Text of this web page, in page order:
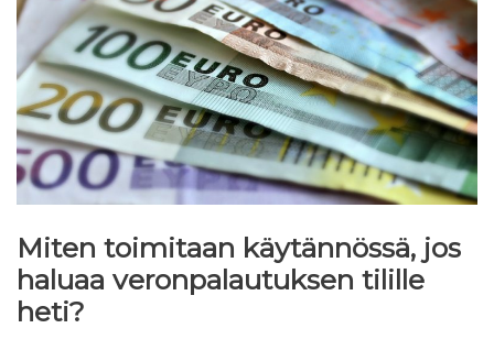
Miten toimitaan käytännössä, jos
haluaa veronpalautuksen tilille
heti?